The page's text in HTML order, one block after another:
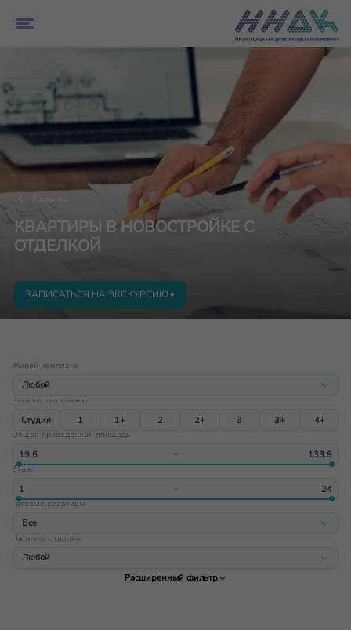
Главная
КВАРТИРЫ В НОВОСТРОЙКЕ С
ОТДЕЛКОЙ
ЗАПИСАТЬСЯ НА ЭКСКУРСИЮ
Жилой комплекс
Любой
ЖК Щёлоковский
ЖК Гранд-квартал Бетанкур
ЖК Смородина
ЖК Дом на Маяковского
Количество комнат
Студия 1 1+ 2 2+ 3 3+ 4+
Общая приведенная площадь
‐
Этаж
‐
Готовые квартиры
Все
Наличие отделки
Любой
Расширенный фильтр